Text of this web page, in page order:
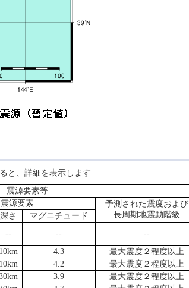
と、詳細を表示します
震源要素等
震源要素
予測された震度および
長周期地震動階級
深さ
マグニチュード
-- --
--
10km 4.3
最大震度２程度以上
10km 4.2
最大震度２程度以上
3.9
最大震度２程度以上